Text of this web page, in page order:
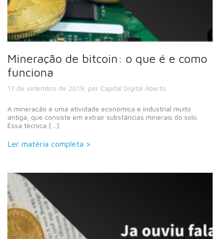
Mineração de bitcoin: o que é e como
funciona
17 de setembro de 2019, por Capital Digital Aberto
A mineração é uma atividade econômica e industrial muito
antiga, que consiste em extrair substâncias minerais do solo.
Essa técnica […]
Ler matéria completa >